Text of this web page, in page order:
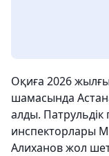
Оқиға 2026
шамасында
алды.
инспекторлары
Алиханов жол